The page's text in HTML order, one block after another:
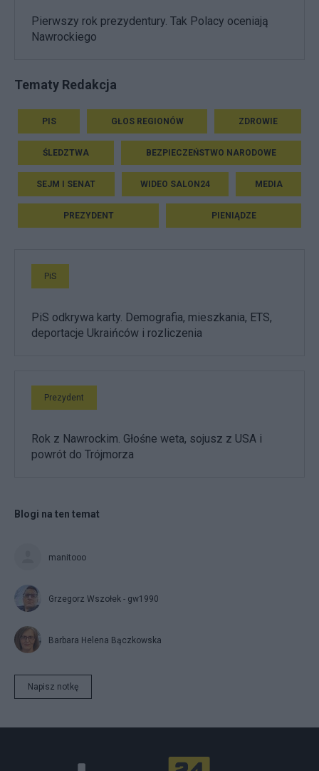
Pierwszy rok prezydentury. Tak Polacy oceniają
Nawrockiego
Tematy Redakcja
PIS GŁOS REGIONÓW ZDROWIE
ŚLEDZTWA BEZPIECZEŃSTWO NARODOWE
SEJM I SENAT WIDEO SALON24 MEDIA
PREZYDENT PIENIĄDZE
PiS
PiS odkrywa karty. Demografia, mieszkania, ETS,
deportacje Ukraińców i rozliczenia
Prezydent
Rok z Nawrockim. Głośne weta, sojusz z USA i
powrót do Trójmorza
Blogi na ten temat
manitooo
Grzegorz Wszołek - gw1990
Barbara Helena Bączkowska
Napisz notkę